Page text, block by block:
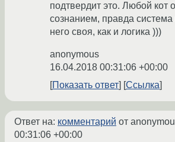
подтвердит это. Любой кот
сознанием, правда система
него своя, как и логика )))
anonymous
16.04.2018 00:31:06 +00:00
Показать ответ
Ссылка
Ответ на: комментарий от
00:31:06 +00:00